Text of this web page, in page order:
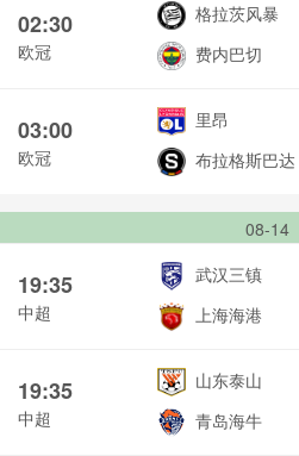
02:30
欧冠
格拉茨风暴
费内巴切
03:00
欧冠
里昂
布拉格斯巴达
08-14
19:35
中超
武汉三镇
上海海港
19:35
中超
山东泰山
青岛海牛